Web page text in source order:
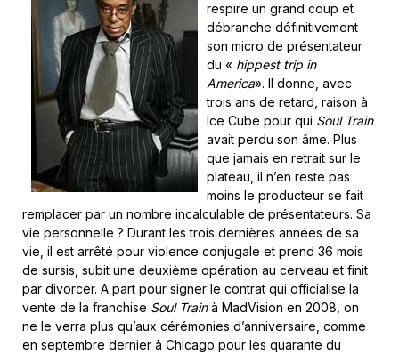
respire un grand coup et
débranche définitivement
son micro de présentateur
du « hippest trip in
America». Il donne, avec
trois ans de retard, raison à
Ice Cube pour qui Soul Train
avait perdu son âme. Plus
que jamais en retrait sur le
plateau, il n’en reste pas
moins le producteur se fait
remplacer par un nombre incalculable de présentateurs. Sa
vie personnelle ? Durant les trois dernières années de sa
vie, il est arrêté pour violence conjugale et prend 36 mois
de sursis, subit une deuxième opération au cerveau et finit
par divorcer. A part pour signer le contrat qui officialise la
vente de la franchise Soul Trainà MadVision en 2008, on
ne le verra plus qu’aux cérémonies d’anniversaire, comme
en septembre dernier à Chicago pour les quarante du